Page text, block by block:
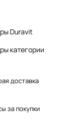
Duravit
категории
доставка
за покупки